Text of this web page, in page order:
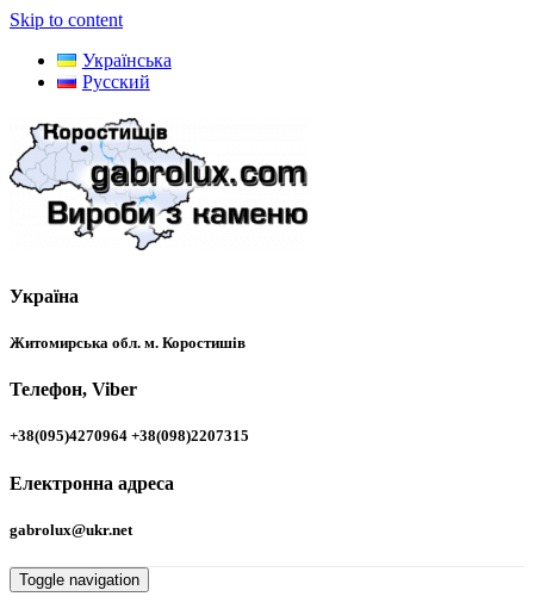
Skip to content
Українська
Русский
Україна
Житомирська обл. м. Коростишів
Телефон, Viber
+38(095)4270964 +38(098)2207315
Електронна адреса
gabrolux@ukr.net
Toggle navigation